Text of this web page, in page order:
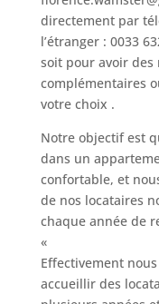
directement par
l’étranger : 0033
soit pour avoir des
complémentaires
votre choix .
Notre objectif est
dans un
confortable, et
de nos locataires
chaque année de
«
Effectivement
accueillir des